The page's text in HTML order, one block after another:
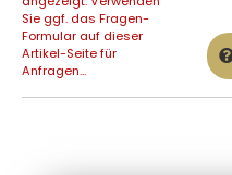
Sie ggf. das Fragen-
Formular auf dieser
Artikel-Seite für
Anfragen...